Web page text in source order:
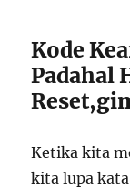
Kode
Padahal
Ketika kita
kita lupa